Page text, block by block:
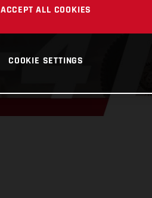
ACCEPT ALL COOKIES
COOKIE SETTINGS